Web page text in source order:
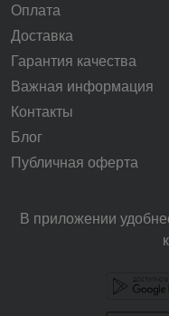
Оплата
Доставка
Гарантия качества
Важная информация
Контакты
Блог
Публичная оферта
В приложении